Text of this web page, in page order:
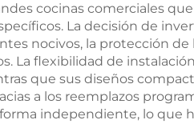
cocinas comerciales
La decisión de
nocivos, la protección
La flexibilidad de
que sus diseños
a los reemplazos
independiente, lo